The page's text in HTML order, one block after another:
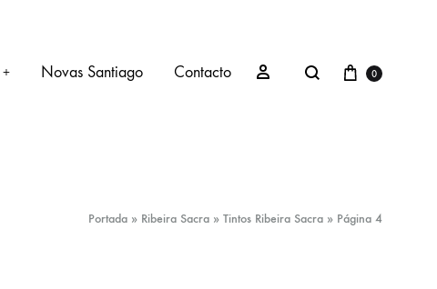
+ Novas Santiago Contacto
Tintos Ribeira Sacra
0
Portada » Ribeira Sacra » Tintos Ribeira Sacra » Página 4